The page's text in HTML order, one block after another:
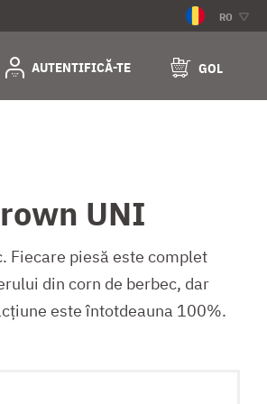
RO
AUTENTIFICĂ-TE GOL
UNI
Fiecare piesă este complet
din corn de berbec, dar
este întotdeauna 100%.